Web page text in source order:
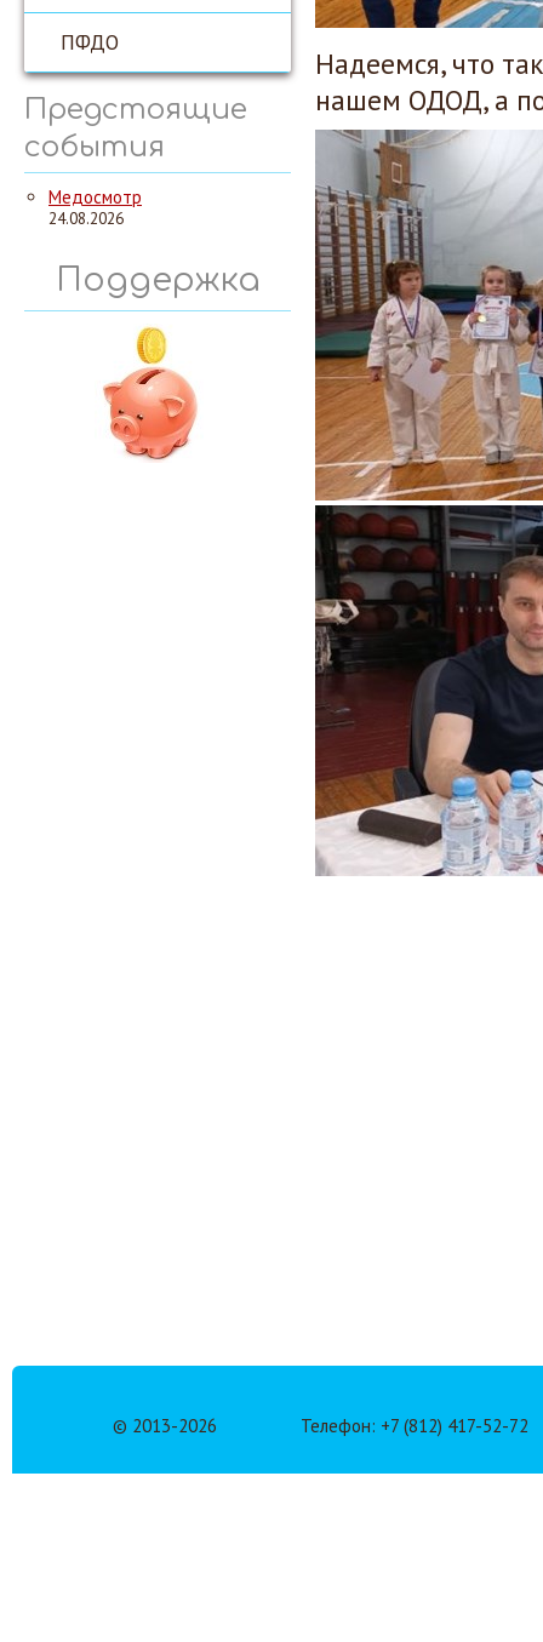
ПФДО
Предстоящие
события
Медосмотр
24.08.2026
Поддержка
Надеемся, что
нашем ОДОД, а
© 2013-2026 Телефон: +7 (812) 417-52-72